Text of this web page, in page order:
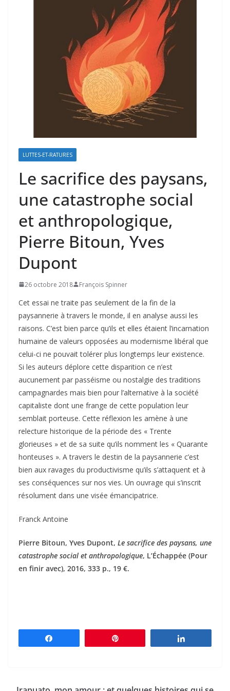
LUTTES-ET-RATURES
Le sacrifice des paysans,
une catastrophe social
et anthropologique,
Pierre Bitoun, Yves
Dupont
26 octobre 2018 François Spinner
Cet essai ne traite pas seulement de la fin de la
paysannerie à travers le monde, il en analyse aussi les
raisons. C’est bien parce qu’ils et elles étaient l’incarnation
humaine de valeurs opposées au modernisme libéral que
celui-ci ne pouvait tolérer plus longtemps leur existence.
Si les auteurs déplore cette disparition ce n’est
aucunement par passéisme ou nostalgie des traditions
campagnardes mais bien pour l’alternative à la société
capitaliste dont une frange de cette population leur
semblait porteuse. Cette réflexion les amène à une
relecture historique de la période des « Trente
glorieuses » et de sa suite qu’ils nomment les « Quarante
honteuses ». A travers le destin de la paysannerie c’est
bien aux ravages du productivisme qu’ils s’attaquent et à
ses conséquences sur nos vies. Un ouvrage qui s’inscrit
résolument dans une visée émancipatrice.
Franck Antoine
Pierre Bitoun, Yves Dupont, Le sacrifice des paysans, une
catastrophe social et anthropologique, L’Échappée (Pour
en finir avec), 2016, 333 p., 19 €.